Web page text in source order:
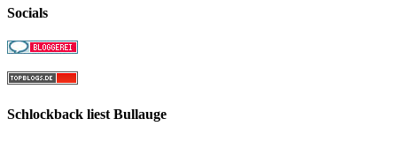
Socials
Schlockback liest Bullauge